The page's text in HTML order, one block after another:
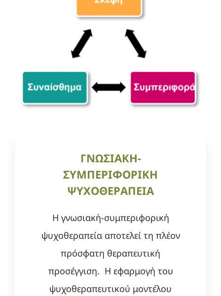
ΓΝΩΣΙΑΚΗ-
ΣΥΜΠΕΡΙΦΟΡΙΚΗ
ΨΥΧΟΘΕΡΑΠΕΙΑ
Η γνωσιακή-συμπεριφορική
ψυχοθεραπεία αποτελεί τη πλέον
πρόσφατη θεραπευτική
προσέγγιση. Η εφαρμογή του
ψυχοθεραπευτικού μοντέλου